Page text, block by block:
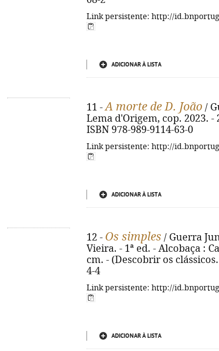
Link persistente: http://
ADICIONAR À LISTA
11 -A morte de D. João /
Lema d'Origem, cop. 2023. -
ISBN 978-989-9114-63-0
Link persistente: http://
ADICIONAR À LISTA
12 - Os simples / Guerra
Vieira. - 1ª ed. - Alcobaça :
cm. - (Descobrir os
4-4
Link persistente: http://
ADICIONAR À LISTA